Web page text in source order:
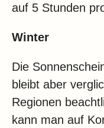
auf 5 Stunden
Winter
Die
bleibt aber
Regionen
kann man auf